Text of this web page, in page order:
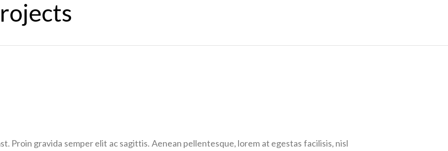
Proin gravida semper elit ac sagittis. Aenean pellentesque, lorem at egestas facilisis, nisl